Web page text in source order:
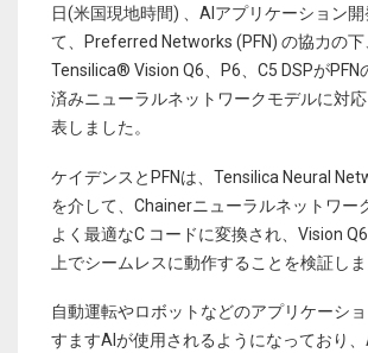
日(米国現地時間) 、AIアプリケーション
て、Preferred Networks (PFN) の協力の
Tensilica® Vision Q6、P6、C5 DSPがPFN
済みニューラルネットワークモデルに対
表しました。
ケイデンスとPFNは、Tensilica Neural
を介して、Chainerニューラルネットワー
よく最適なC コードに変換され、Vision
上でシームレスに動作することを検証しま
自動運転やロボットなどのアプリケーシ
すますAIが使用されるようになっており